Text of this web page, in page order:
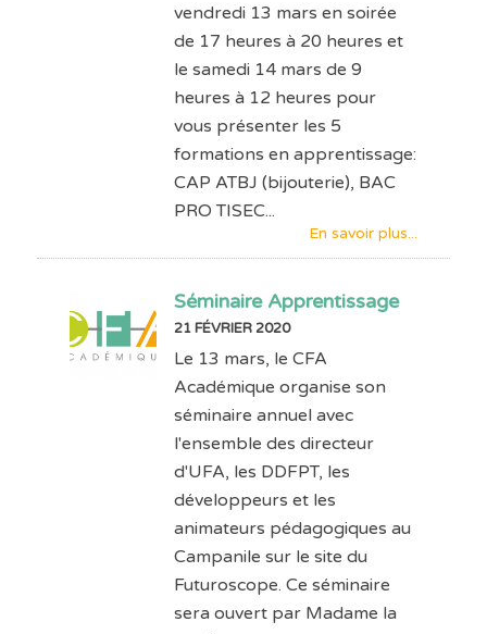
vendredi 13 mars en soirée
de 17 heures à 20 heures et
le samedi 14 mars de 9
heures à 12 heures pour
vous présenter les 5
formations en apprentissage:
CAP ATBJ (bijouterie), BAC
PRO TISEC...
En savoir plus...
Séminaire Apprentissage
21 FÉVRIER 2020
Le 13 mars, le CFA
Académique organise son
séminaire annuel avec
l'ensemble des directeur
d'UFA, les DDFPT, les
développeurs et les
animateurs pédagogiques au
Campanile sur le site du
Futuroscope. Ce séminaire
sera ouvert par Madame la